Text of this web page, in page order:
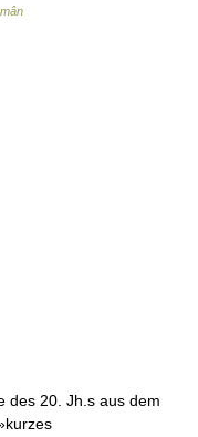
des 20. Jh.s aus dem